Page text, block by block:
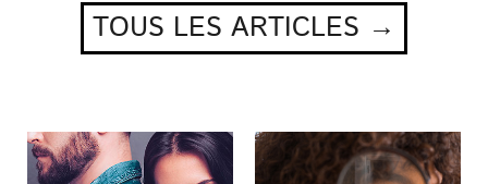
TOUS LES ARTICLES →